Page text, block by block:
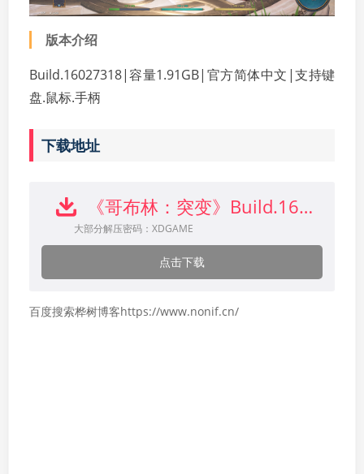
版本介绍
Build.16027318|容量1.91GB|官方简体中文|支持键
盘.鼠标.手柄
下载地址
《哥布林：突变》Build.16027318中文版下载
大部分解压密码：XDGAME
点击下载
百度搜索桦树博客https://www.nonif.cn/